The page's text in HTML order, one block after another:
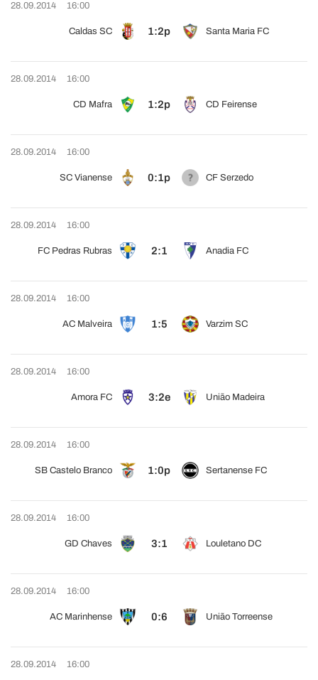
28.09.2014 16:00
Caldas SC 1:2p Santa Maria FC
28.09.2014 16:00
CD Mafra 1:2p CD Feirense
28.09.2014 16:00
SC Vianense 0:1p CF Serzedo
28.09.2014 16:00
FC Pedras Rubras 2:1 Anadia FC
28.09.2014 16:00
AC Malveira 1:5 Varzim SC
28.09.2014 16:00
Amora FC 3:2e União Madeira
28.09.2014 16:00
SB Castelo Branco 1:0p Sertanense FC
28.09.2014 16:00
GD Chaves 3:1 Louletano DC
28.09.2014 16:00
AC Marinhense 0:6 União Torreense
28.09.2014 16:00